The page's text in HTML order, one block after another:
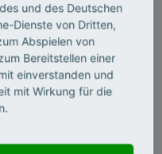
zu erfüllen,
Logiken
die E-
zentrale Einheit
auf das Budget
an
und des Deutschen
Dienste von Dritten,
Abspielen von
Bereitstellen einer
einverstanden und
mit Wirkung für die